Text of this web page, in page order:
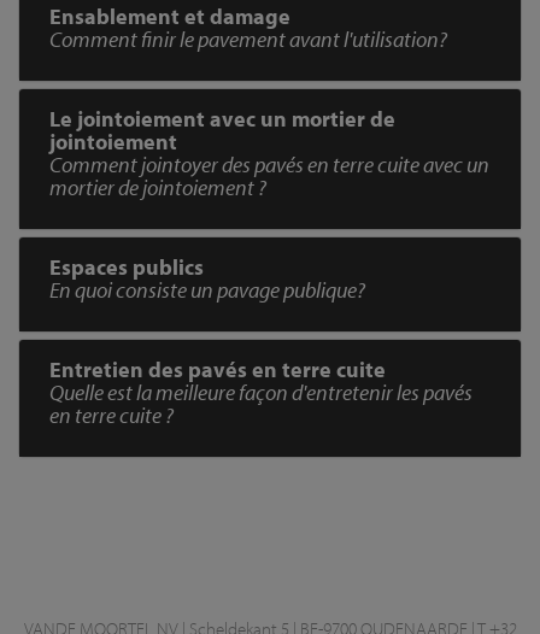
Ensablement et damage
Comment finir le pavement avant l'utilisation?
Le jointoiement avec un mortier de
jointoiement
Comment jointoyer des pavés en terre cuite avec un
mortier de jointoiement ?
Espaces publics
En quoi consiste un pavage publique?
Entretien des pavés en terre cuite
Quelle est la meilleure façon d'entretenir les pavés
en terre cuite ?
VANDE MOORTEL NV | Scheldekant 5 | BE-9700 OUDENAARDE | T +32